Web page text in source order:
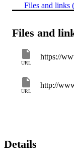
Files and links
Files and
URL
URL
http://
Details